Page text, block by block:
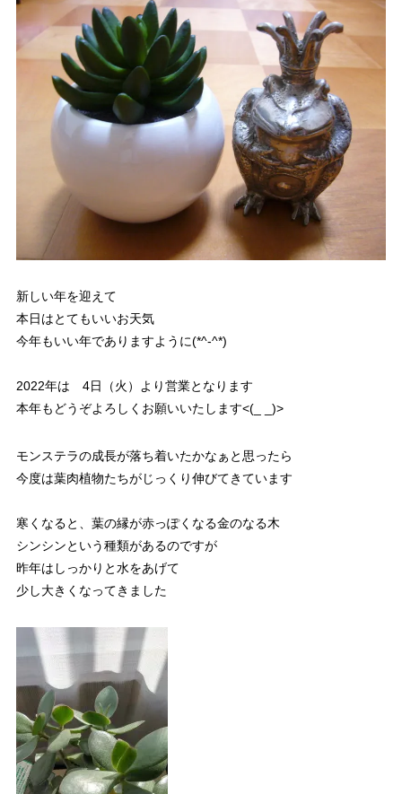
新しい年を迎えて
本日はとてもいいお天気
今年もいい年でありますように(*^-^*)
2022年は 4日（火）より営業となります
本年もどうぞよろしくお願いいたします<(_ _)>
モンステラの成長が落ち着いたかなぁと思ったら
今度は葉肉植物たちがじっくり伸びてきています
寒くなると、葉の縁が赤っぽくなる金のなる木
シンシンという種類があるのですが
昨年はしっかりと水をあげて
少し大きくなってきました